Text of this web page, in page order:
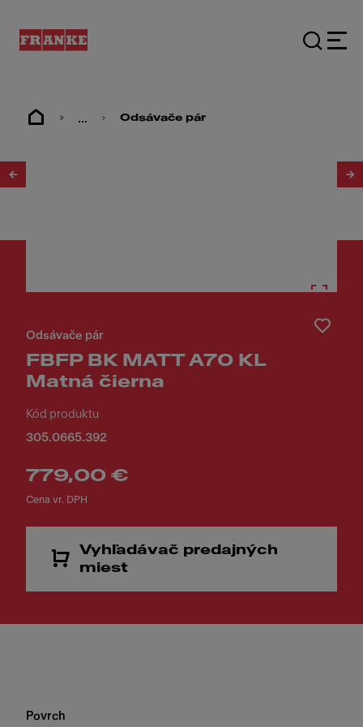
... Odsávače pár
Odsávače pár
FBFP BK MATT A70 KL
Matná čierna
Kód produktu
305.0665.392
779,00 €
Cena vr. DPH
Vyhľadávač predajných
miest
Povrch